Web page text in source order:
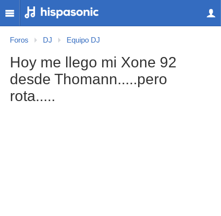
Foros DJ Equipo DJ
Hoy me llego mi Xone 92
desde Thomann.....pero
rota.....